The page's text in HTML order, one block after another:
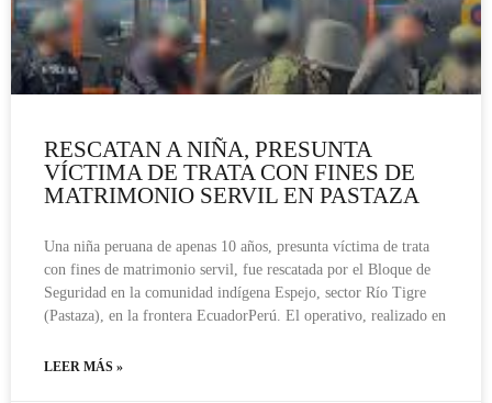
RESCATAN A NIÑA, PRESUNTA
VÍCTIMA DE TRATA CON FINES DE
MATRIMONIO SERVIL EN PASTAZA
Una niña peruana de apenas 10 años, presunta víctima de trata
con fines de matrimonio servil, fue rescatada por el Bloque de
Seguridad en la comunidad indígena Espejo, sector Río Tigre
(Pastaza), en la frontera EcuadorPerú. El operativo, realizado en
LEER MÁS »